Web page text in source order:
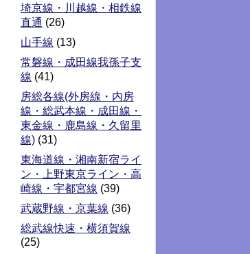
埼京線・川越線・相鉄線
直通 (26)
山手線 (13)
常磐線・成田線我孫子支
線 (41)
房総各線(外房線・内房
線・総武本線・成田線・
東金線・鹿島線・久留里
線) (31)
東海道線・湘南新宿ライ
ン・上野東京ライン・高
崎線・宇都宮線 (39)
武蔵野線・京葉線 (36)
総武線快速・横須賀線
(25)